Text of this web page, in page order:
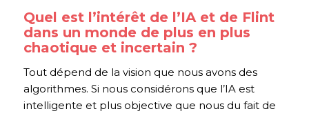
Quel est l’intérêt de l’IA et de Flint
dans un monde de plus en plus
chaotique et incertain ?
Tout dépend de la vision que nous avons des
algorithmes. Si nous considérons que l’IA est
intelligente et plus objective que nous du fait de